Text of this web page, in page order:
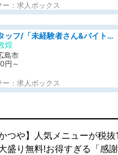
ー：求人ボックス
ホールスタッフ/「未経験者さん&バイトデビューも大歓迎」残業ほぼなし×1日3時間〜勤務OK!フォロー体制も充実/広島県/広島市南区
煌
島市
円～
ー：求人ボックス
かつや】人気メニューが税
盛り無料!お得すぎる「感